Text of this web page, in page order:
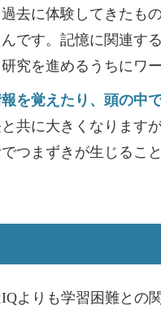
去に体験してきた
です。記憶に関連す
究を進めるうちにワ
を覚えたり、頭の中
共に大きくなります
つまずきが生じること
よりも学習困難との